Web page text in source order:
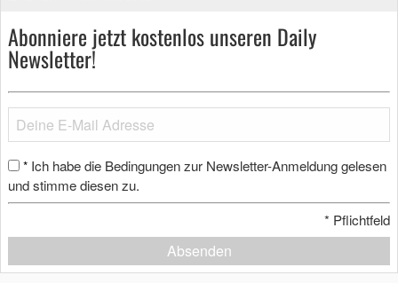
Abonniere jetzt kostenlos unseren Daily
Newsletter!
* Ich habe die Bedingungen zur Newsletter-Anmeldung gelesen
und stimme diesen zu.
* Pflichtfeld
Absenden